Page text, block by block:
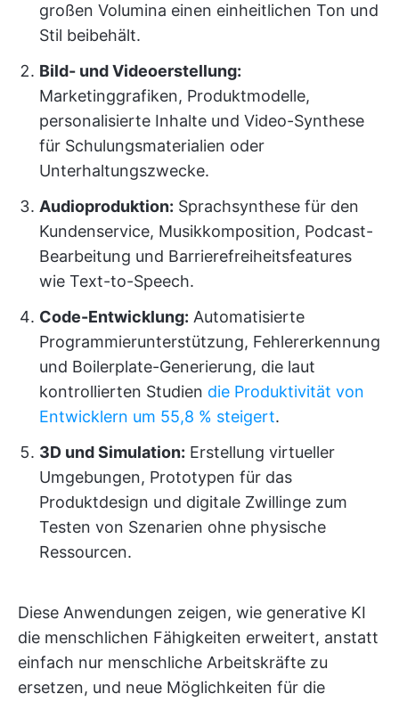
großen Volumina einen einheitlichen Ton und
Stil beibehält.
Bild- und Videoerstellung:
Marketinggrafiken, Produktmodelle,
personalisierte Inhalte und Video-Synthese
für Schulungsmaterialien oder
Unterhaltungszwecke.
Audioproduktion: Sprachsynthese für den
Kundenservice, Musikkomposition, Podcast-
Bearbeitung und Barrierefreiheitsfeatures
wie Text-to-Speech.
Code-Entwicklung: Automatisierte
Programmierunterstützung, Fehlererkennung
und Boilerplate-Generierung, die laut
kontrollierten Studien die Produktivität von
Entwicklern um 55,8 % steigert.
3D und Simulation: Erstellung virtueller
Umgebungen, Prototypen für das
Produktdesign und digitale Zwillinge zum
Testen von Szenarien ohne physische
Ressourcen.
Diese Anwendungen zeigen, wie generative KI
die menschlichen Fähigkeiten erweitert, anstatt
einfach nur menschliche Arbeitskräfte zu
ersetzen, und neue Möglichkeiten für die